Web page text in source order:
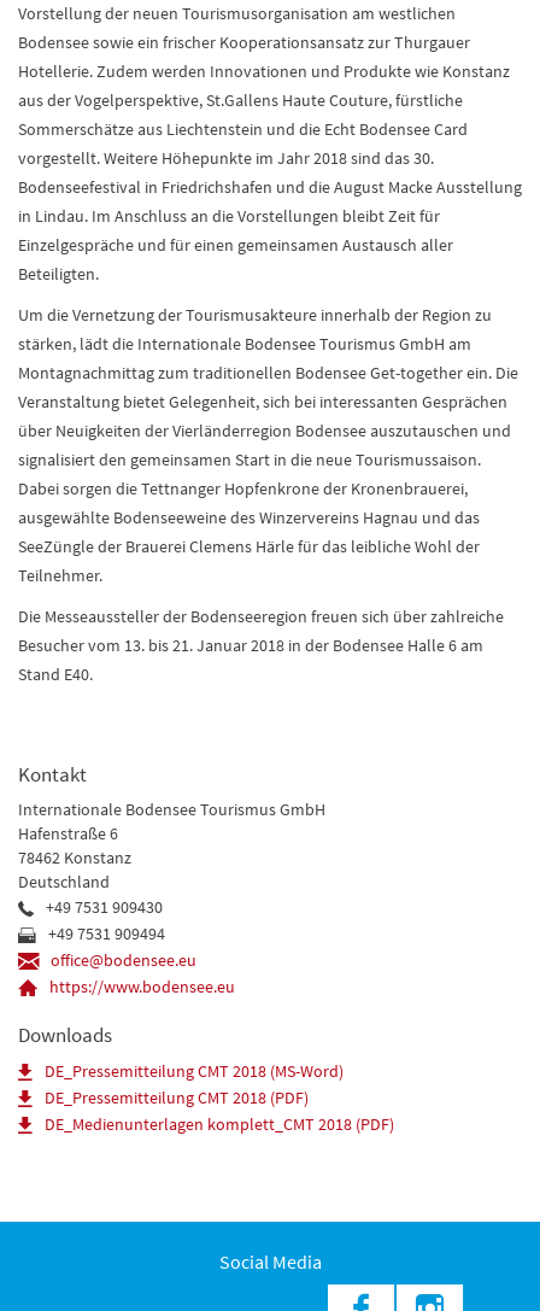
Vorstellung der neuen Tourismusorganisation am westlichen
Bodensee sowie ein frischer Kooperationsansatz zur Thurgauer
Hotellerie. Zudem werden Innovationen und Produkte wie Konstanz
aus der Vogelperspektive, St.Gallens Haute Couture, fürstliche
Sommerschätze aus Liechtenstein und die Echt Bodensee Card
vorgestellt. Weitere Höhepunkte im Jahr 2018 sind das 30.
Bodenseefestival in Friedrichshafen und die August Macke Ausstellung
in Lindau. Im Anschluss an die Vorstellungen bleibt Zeit für
Einzelgespräche und für einen gemeinsamen Austausch aller
Beteiligten.
Um die Vernetzung der Tourismusakteure innerhalb der Region zu
stärken, lädt die Internationale Bodensee Tourismus GmbH am
Montagnachmittag zum traditionellen Bodensee Get-together ein. Die
Veranstaltung bietet Gelegenheit, sich bei interessanten Gesprächen
über Neuigkeiten der Vierländerregion Bodensee auszutauschen und
signalisiert den gemeinsamen Start in die neue Tourismussaison.
Dabei sorgen die Tettnanger Hopfenkrone der Kronenbrauerei,
ausgewählte Bodenseeweine des Winzervereins Hagnau und das
SeeZüngle der Brauerei Clemens Härle für das leibliche Wohl der
Teilnehmer.
Die Messeaussteller der Bodenseeregion freuen sich über zahlreiche
Besucher vom 13. bis 21. Januar 2018 in der Bodensee Halle 6 am
Stand E40.
Kontakt
Internationale Bodensee Tourismus GmbH
Hafenstraße 6
78462 Konstanz
Deutschland
+49 7531 909430
+49 7531 909494
office@bodensee.eu
https://www.bodensee.eu
Downloads
DE_Pressemitteilung CMT 2018 (MS-Word)
DE_Pressemitteilung CMT 2018 (PDF)
DE_Medienunterlagen komplett_CMT 2018 (PDF)
Social Media